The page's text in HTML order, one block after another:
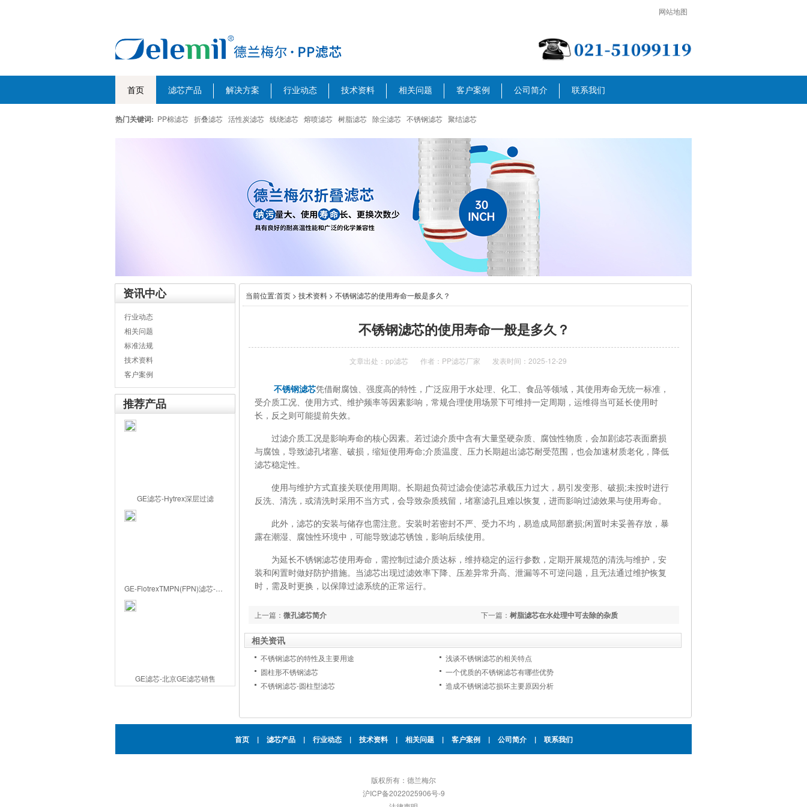
网站地图
首页 滤芯产品 解决方案 行业动态 技术资料 相关问题 客户案例 公司简介 联系我们
热门关键词: PP棉滤芯 折叠滤芯 活性炭滤芯 线绕滤芯 熔喷滤芯 树脂滤芯 除尘滤芯 不锈钢滤芯 聚结滤芯
当前位置:首页 > 技术资料 > 不锈钢滤芯的使用寿命一般是多久？
不锈钢滤芯的使用寿命一般是多久？
文章出处： pp滤芯 作者： PP滤芯厂家 发表时间：2025-12-29
不锈钢滤芯凭借耐腐蚀、强度高的特性，广泛应用于水处理、化工、食品等领域，其使用寿命无统一标准，
受介质工况、使用方式、维护频率等因素影响，常规合理使用场景下可维持一定周期，运维得当可延长使用时
长，反之则可能提前失效。
过滤介质工况是影响寿命的核心因素。若过滤介质中含有大量坚硬杂质、腐蚀性物质，会加剧滤芯表面磨损
与腐蚀，导致滤孔堵塞、破损，缩短使用寿命;介质温度、压力长期超出滤芯耐受范围，也会加速材质老化，降低
滤芯稳定性。
使用与维护方式直接关联使用周期。长期超负荷过滤会使滤芯承载压力过大，易引发变形、破损;未按时进行
反洗、清洗，或清洗时采用不当方式，会导致杂质残留，堵塞滤孔且难以恢复，进而影响过滤效果与使用寿命。
此外，滤芯的安装与储存也需注意。安装时若密封不严、受力不均，易造成局部磨损;闲置时未妥善存放，暴
露在潮湿、腐蚀性环境中，可能导致滤芯锈蚀，影响后续使用。
为延长不锈钢滤芯使用寿命，需控制过滤介质达标，维持稳定的运行参数，定期开展规范的清洗与维护，安
装和闲置时做好防护措施。当滤芯出现过滤效率下降、压差异常升高、泄漏等不可逆问题，且无法通过维护恢复
时，需及时更换，以保障过滤系统的正常运行。
下一篇： 树脂滤芯在水处理中可去除的杂质
上一篇： 微孔滤芯简介
相关资讯
不锈钢滤芯的特性及主要用途
浅谈不锈钢滤芯的相关特点
圆柱形不锈钢滤芯
一个优质的不锈钢滤芯有哪些优势
不锈钢滤芯-圆柱型滤芯
造成不锈钢滤芯损坏主要原因分析
资讯中心
行业动态
相关问题
标准法规
技术资料
客户案例
推荐产品
GE滤芯-Hytrex深层过滤
GE-FlotrexTMPN(FPN)滤芯-北京GE滤芯代理
GE滤芯-北京GE滤芯销售
首页 | 滤芯产品 | 行业动态 | 技术资料 | 相关问题 | 客户案例 | 公司简介 | 联系我们
版权所有：德兰梅尔
沪ICP备2022025906号-9